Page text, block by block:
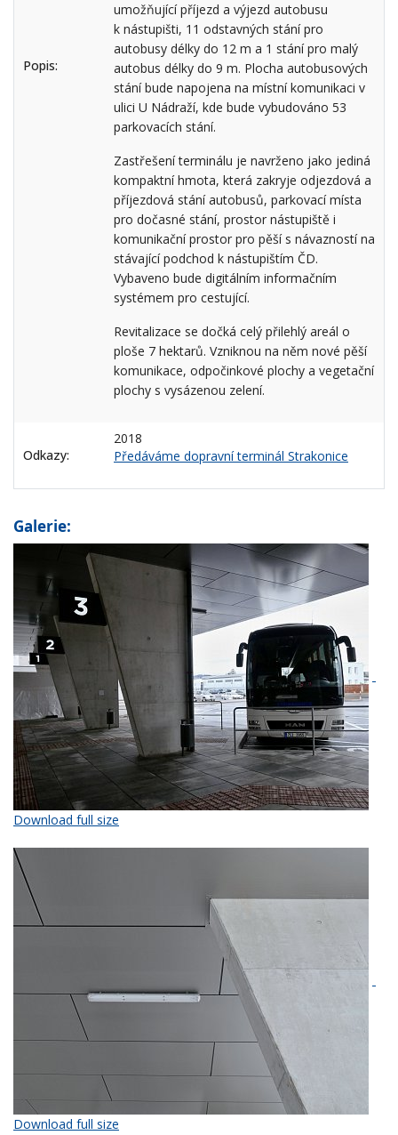
Popis:
umožňující příjezd a výjezd autobusu
k nástupišti, 11 odstavných stání pro
autobusy délky do 12 m a 1 stání pro malý
autobus délky do 9 m. Plocha autobusových
stání bude napojena na místní komunikaci v
ulici U Nádraží, kde bude vybudováno 53
parkovacích stání.
Zastřešení terminálu je navrženo jako jediná
kompaktní hmota, která zakryje odjezdová a
příjezdová stání autobusů, parkovací místa
pro dočasné stání, prostor nástupiště i
komunikační prostor pro pěší s návazností na
stávající podchod k nástupištím ČD.
Vybaveno bude digitálním informačním
systémem pro cestující.
Revitalizace se dočká celý přilehlý areál o
ploše 7 hektarů. Vzniknou na něm nové pěší
komunikace, odpočinkové plochy a vegetační
plochy s vysázenou zelení.
Odkazy:
2018
Předáváme dopravní terminál Strakonice
Galerie:
Download full size
Download full size